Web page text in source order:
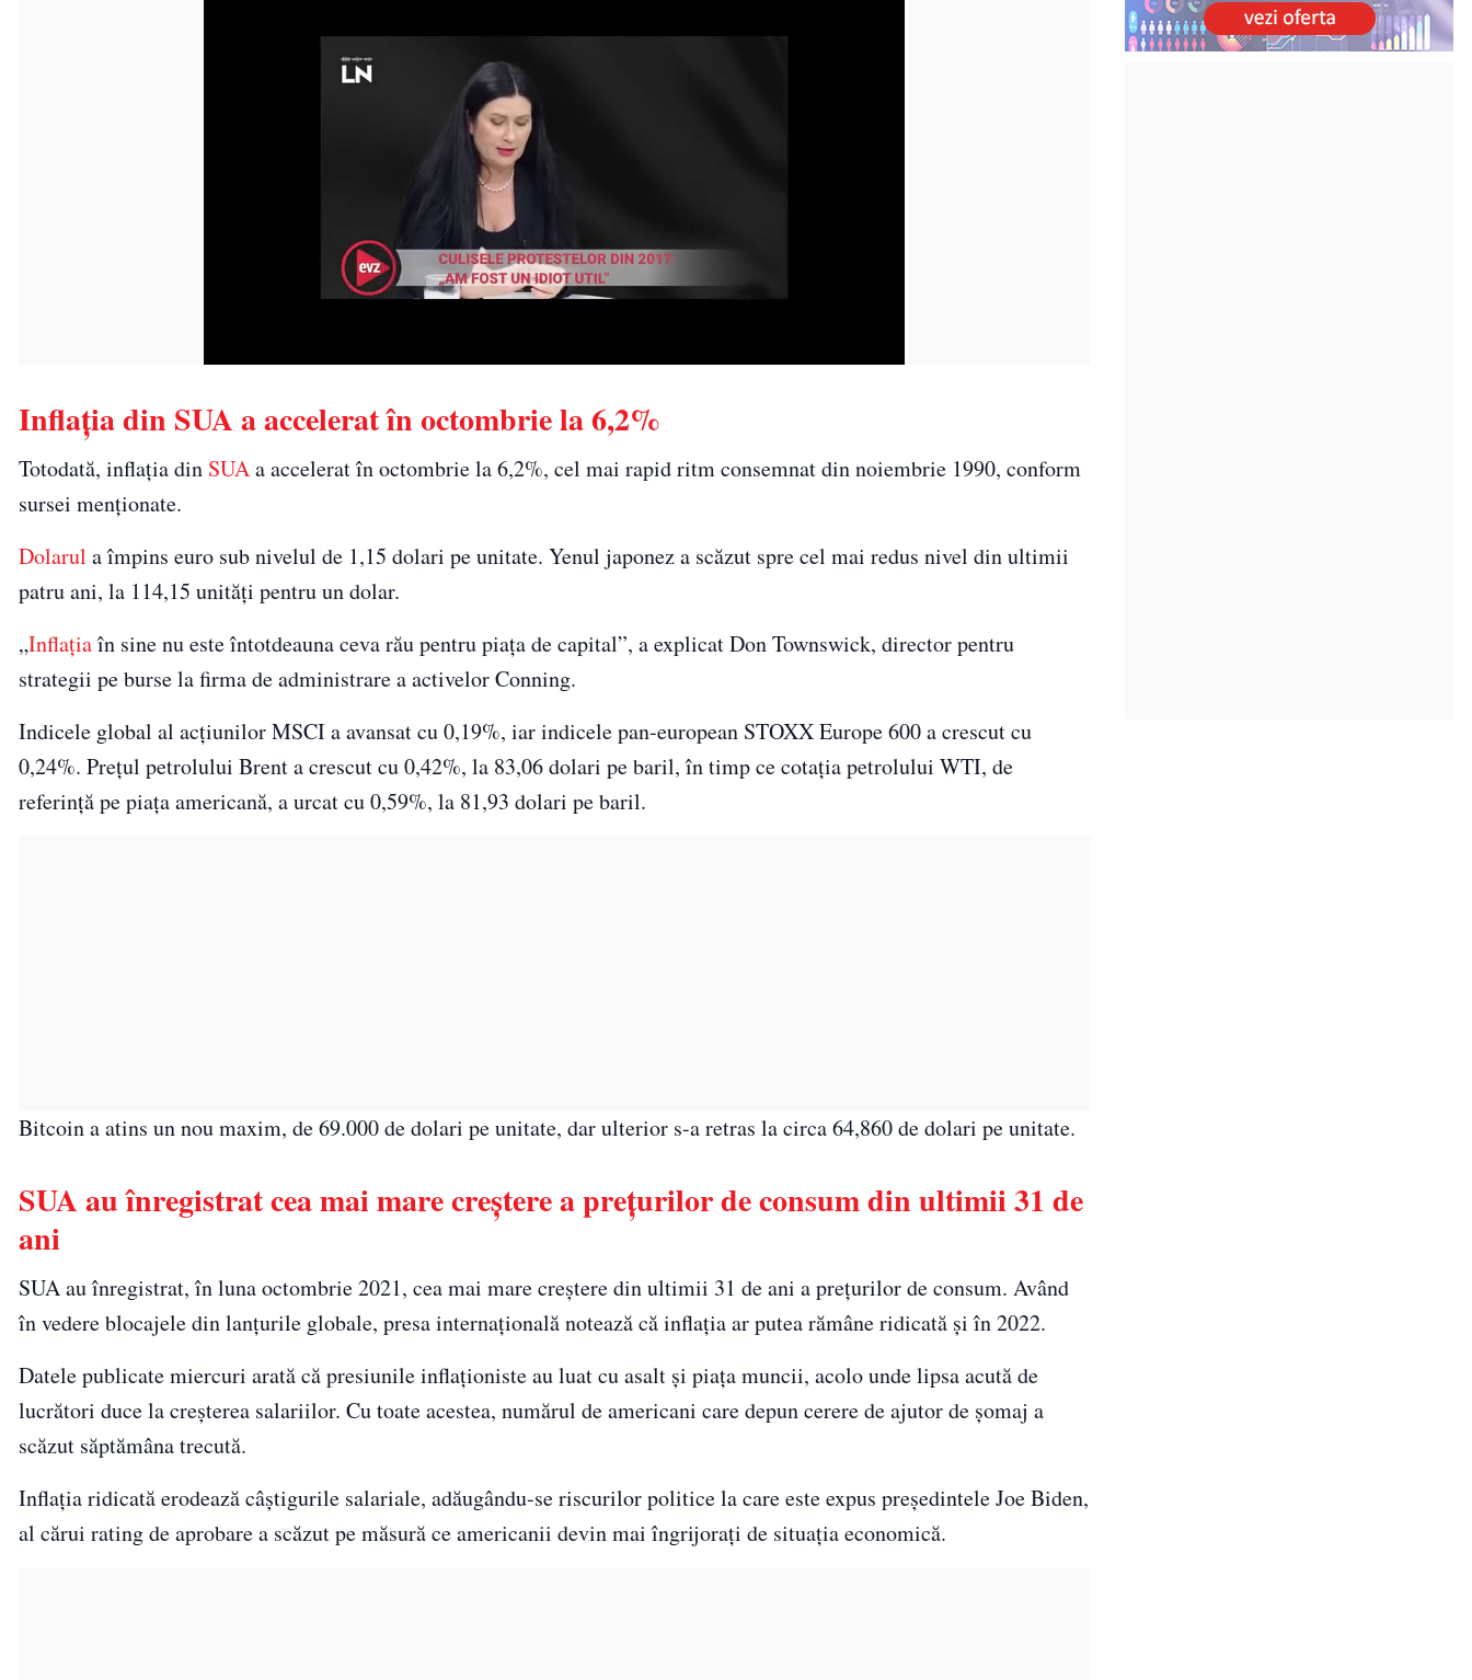
Inflaţia din SUA a accelerat în octombrie la 6,2%
Totodată, inflaţia din SUAa accelerat în octombrie la 6,2%, cel mai rapid ritm consemnat din noiembrie 1990, conform
sursei menționate.
Dolarul a împins euro sub nivelul de 1,15 dolari pe unitate. Yenul japonez a scăzut spre cel mai redus nivel din ultimii
patru ani, la 114,15 unităţi pentru un dolar.
„Inflaţiaîn sine nu este întotdeauna ceva rău pentru piaţa de capital”, a explicat Don Townswick, director pentru
strategii pe burse la firma de administrare a activelor Conning.
Indicele global al acţiunilor MSCI a avansat cu 0,19%, iar indicele pan-european STOXX Europe 600 a crescut cu
0,24%. Preţul petrolului Brent a crescut cu 0,42%, la 83,06 dolari pe baril, în timp ce cotaţia petrolului WTI, de
referinţă pe piaţa americană, a urcat cu 0,59%, la 81,93 dolari pe baril.
Bitcoin a atins un nou maxim, de 69.000 de dolari pe unitate, dar ulterior s-a retras la circa 64,860 de dolari pe unitate.
SUA au înregistrat cea mai mare creștere a prețurilor de consum din ultimii 31 de
ani
SUA au înregistrat, în luna octombrie 2021, cea mai mare creștere din ultimii 31 de ani a prețurilor de consum. Având
în vedere blocajele din lanțurile globale, presa internațională notează că inflația ar putea rămâne ridicată și în 2022.
Datele publicate miercuri arată că presiunile inflaționiste au luat cu asalt și piața muncii, acolo unde lipsa acută de
lucrători duce la creșterea salariilor. Cu toate acestea, numărul de americani care depun cerere de ajutor de șomaj a
scăzut săptămâna trecută.
Inflaţia ridicată erodează câştigurile salariale, adăugându-se riscurilor politice la care este expus preşedintele Joe Biden,
al cărui rating de aprobare a scăzut pe măsură ce americanii devin mai îngrijoraţi de situaţia economică.